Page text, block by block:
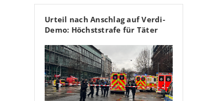
Urteil nach Anschlag auf Verdi-
Demo: Höchststrafe für Täter